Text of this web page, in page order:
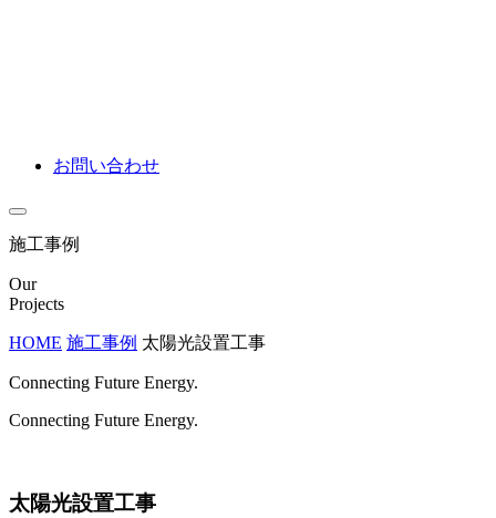
お問い合わせ
施工事例
Our
Projects
HOME 施工事例 太陽光設置工事
Connecting Future Energy.
Connecting Future Energy.
太陽光設置工事